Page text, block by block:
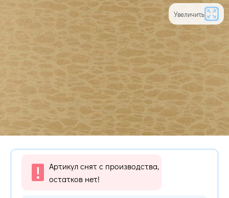
Увеличить
Артикул снят с производства,
остатков нет!